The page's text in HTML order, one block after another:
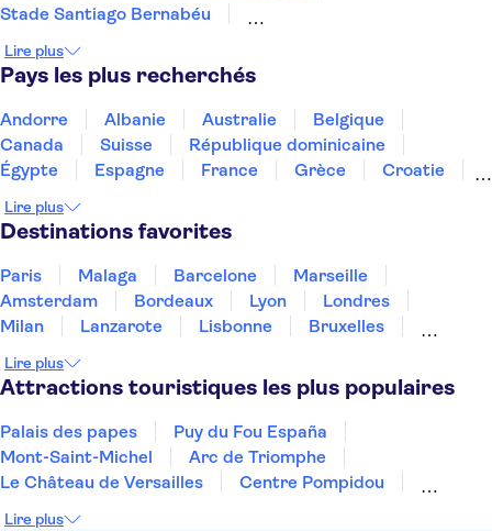
Stade Santiago Bernabéu
Musée Picasso
Le palais de la musique catalane
Casa Vicens
Musée Guggenheim de Bilbao
Parc Güell
Musée du Prado
Le Caminito del Rey
Parcs d'attractions de Madrid
Lire plus
Pays les plus recherchés
Andorre Albanie Australie
Belgique
Canada
Suisse
République dominicaine
Égypte
Espagne France Grèce
Croatie
Thaïlande
Tunisie
Lire plus
Destinations favorites
Paris Malaga Barcelone
Marseille
Amsterdam
Bordeaux Lyon
Londres
Milan
Lanzarote Lisbonne
Bruxelles
Dubai
Copenhague Minorque Montpellier
Lire plus
Attractions touristiques les plus populaires
Palais des papes
Puy du Fou España
Mont-Saint-Michel
Arc de Triomphe
Le Château de Versailles
Centre Pompidou
Lire plus